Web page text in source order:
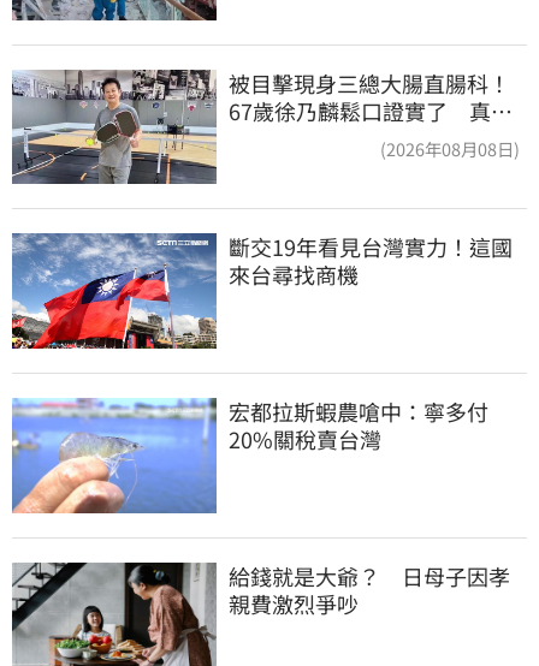
被目擊現身三總大腸直腸科！
67歲徐乃麟鬆口證實了 真實
(2026年08月08日)
斷交19年看見台灣實力！這國
來台尋找商機
宏都拉斯蝦農嗆中：寧多付
20%關稅賣台灣
給錢就是大爺？　日母子因孝
親費激烈爭吵